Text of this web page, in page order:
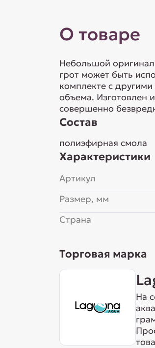
О товаре
Небольшой
грот может быть
комплекте с
объема. Изготовлен
совершенно
Состав
полиэфирная смола
Характеристики
Артикул
Размер, мм
Страна
Торговая марка
На